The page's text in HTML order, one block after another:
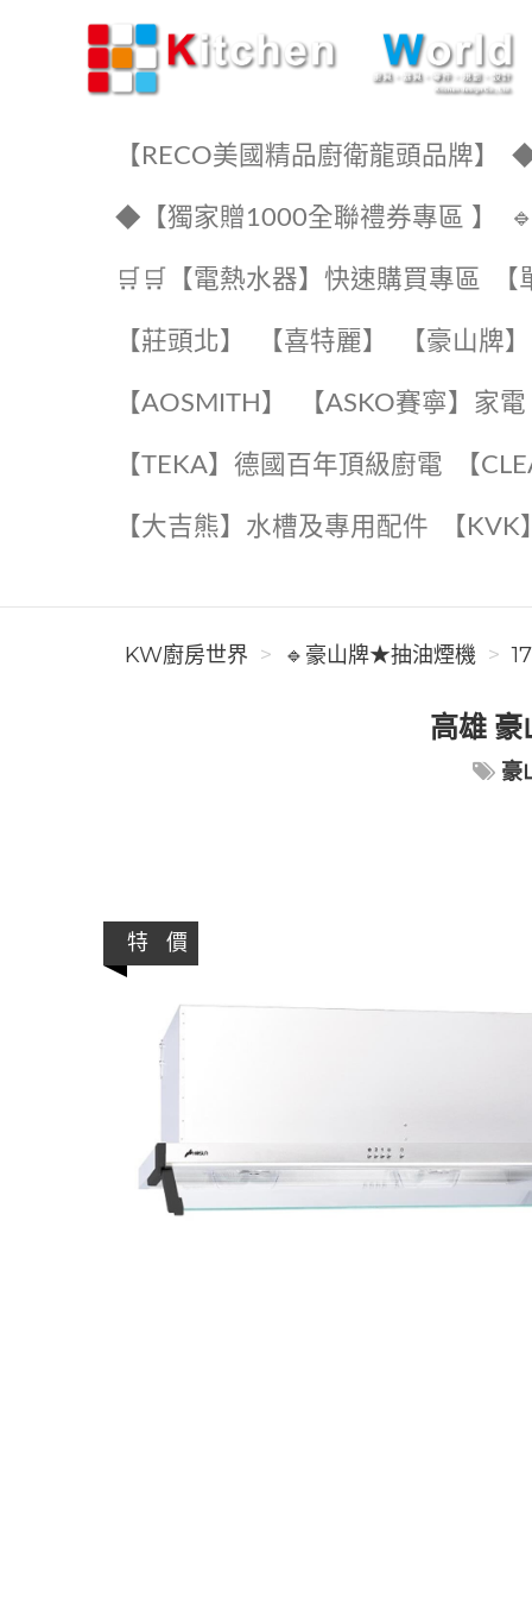
【RECO美國精品廚衛龍頭品牌】 ◆
◆【獨家贈1000全聯禮券專區 】
🛒🛒【電熱水器】快速購買專區
【莊頭北】 【喜特麗】 【豪山牌】
【AOSMITH】 【ASKO賽寧】家電
️【TEKA】️德國百年頂級廚電 【
【大吉熊】水槽及專用配件 【
KW廚房世界 🔹豪山牌★抽油煙機
高雄
豪
特 價